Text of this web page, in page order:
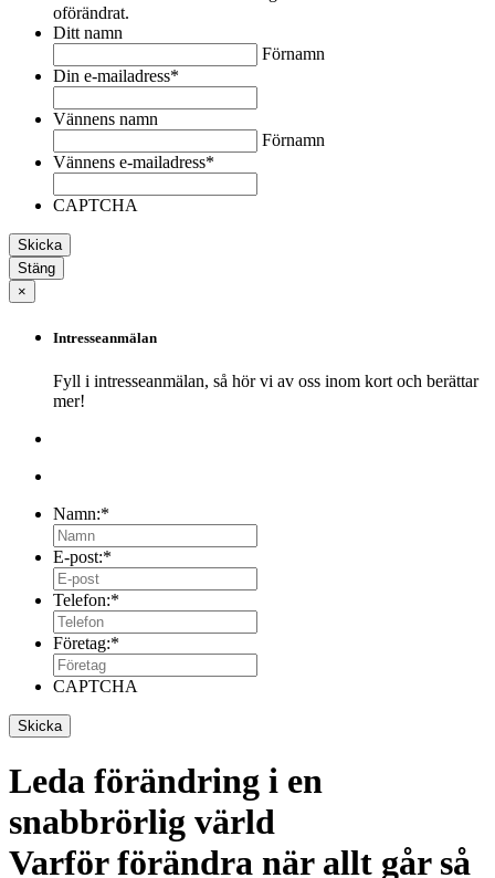
oförändrat.
Ditt namn
Förnamn
Din e-mailadress*
Vännens namn
Förnamn
Vännens e-mailadress*
CAPTCHA
Stäng
×
Intresseanmälan
Fyll i intresseanmälan, så hör vi av oss inom kort och berättar
mer!
Namn:*
E-post:*
Telefon:*
Företag:*
CAPTCHA
Leda förändring i en
snabbrörlig värld
Varför förändra när allt går så